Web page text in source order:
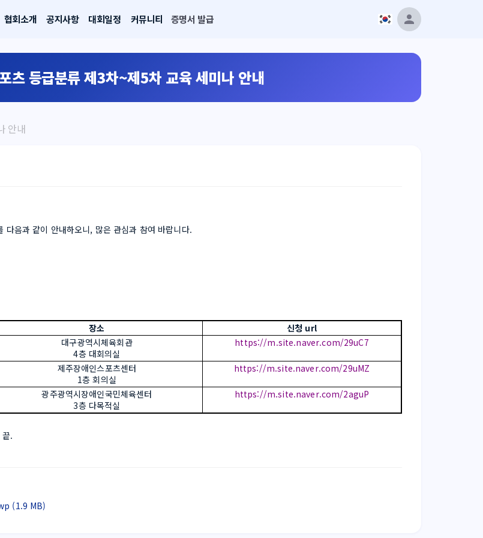
협회소개 공지사항 대회일정 커뮤니티 증명서 발급
츠 등급분류 제3차~제5차 교육 세미나 안내
안내
음과 같이 안내하오니, 많은 관심과 참여 바랍니다.
장소
신청 url
대구광역시체육회관
4층 대회의실
https://m.site.naver.com/29uC7
제주장애인스포츠센터
1층 회의실
https://m.site.naver.com/29uMZ
광주광역시장애인국민체육센터
3층 다목적실
https://m.site.naver.com/2aguP
.
(1.9 MB)